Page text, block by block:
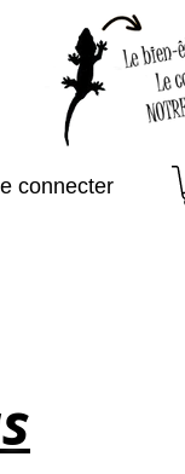
connecter